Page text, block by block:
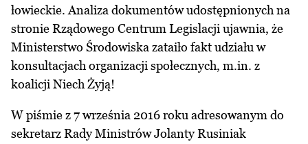
łowieckie. Analiza dokumentów udostępnionych na
stronie Rządowego Centrum Legislacji ujawnia, że
Ministerstwo Środowiska zataiło fakt udziału w
konsultacjach organizacji społecznych, m.in. z
koalicji Niech Żyją!
W piśmie z 7 września 2016 rokuadresowanym do
sekretarz Rady Ministrów Jolanty Rusiniak